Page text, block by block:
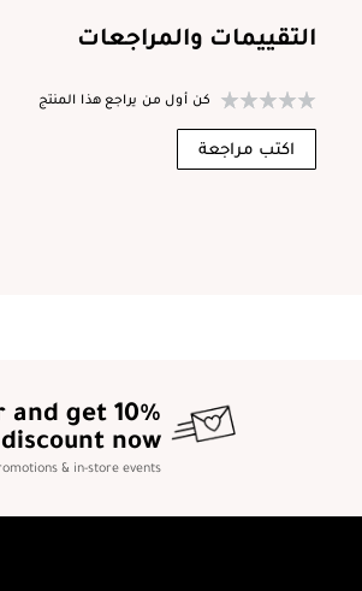
التقييمات والمراجعات
كن أول من يراجع هذا المنتج
اكتب مراجعة
get 10%
discount now
& in-store events